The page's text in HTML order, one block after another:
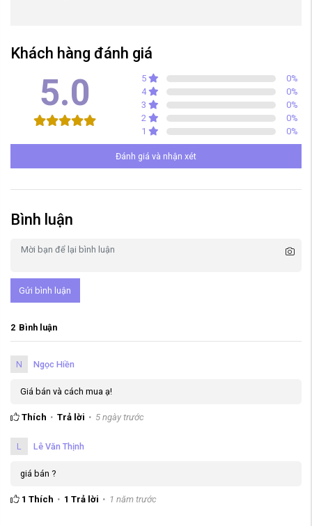
Khách hàng đánh giá
5.0 5 0%
4
0%
3
0%
2
0%
1
0%
Đánh giá và nhận xét
Bình luận
Gửi bình luận
2 Bình luận
N Ngọc Hiền
Giá bán và cách mua ạ!
Thích Trả lời 5 ngày trước
L Lê Văn Thịnh
giá bán ?
1 Thích 1 Trả lời 1 năm trước